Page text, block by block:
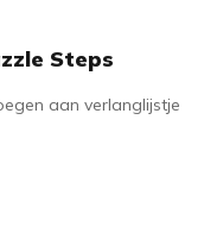
Steps
aan verlanglijstje